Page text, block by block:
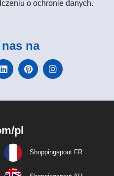
o ochronie danych.
nas na
pl
Shoppingspout FR